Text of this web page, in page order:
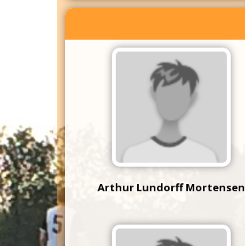
Arthur Lundorff Mortensen